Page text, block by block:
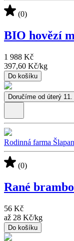
(0)
BIO hovězí
1 988 Kč
397,60 Kč/kg
Do košíku
Doručíme od úterý 11.
Rodinná farma
(0)
Rané
56 Kč
až 28 Kč/kg
Do košíku